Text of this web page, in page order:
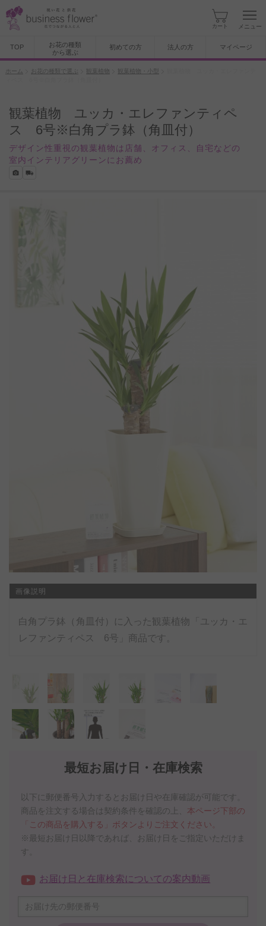
カート メニュー
TOP
お花の種類
から選ぶ
初めての方 法人の方 マイページ
ホーム お花の種類で選ぶ 観葉植物 観葉植物・小型
観葉植物 ユッカ・エレファンティペ
ス 6号※白角プラ鉢（角皿付）
デザイン性重視の観葉植物は店舗、オフィス、自宅などの
室内インテリアグリーンにお薦め
最短お届け日・在庫検索
以下に郵便番号入力するとお届け日や在庫確認が可能です。
商品を注文する場合は契約条件を確認の上、 本ページ下部の
「この商品を購入する」ボタンよりご注文ください。
※最短お届け日以降であれば、お届け日をご指定いただけま
す。
お届け日と在庫検索についての案内動画
画像説明
白角プラ鉢（角皿付）に入った観葉植物「ユッカ・エ
レファンティペス 6号」商品です。